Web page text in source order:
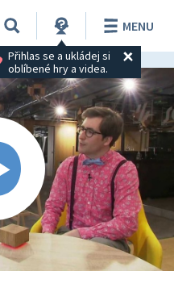
Přihlas se a ukládej si
oblíbené hry a videa.
MENU